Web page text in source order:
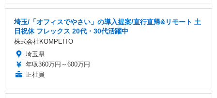
埼玉/「オフィスでやさい」の導入提案/直行直帰&リモート 土
日祝休 フレックス 20代・30代活躍中
株式会社KOMPEITO
埼玉県
年収360万円～600万円
正社員